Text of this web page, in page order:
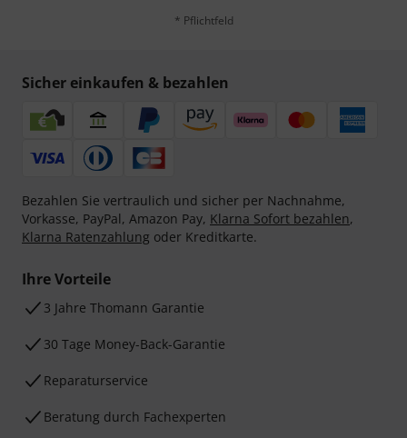
* Pflichtfeld
Sicher einkaufen & bezahlen
Bezahlen Sie vertraulich und sicher per Nachnahme,
Vorkasse, PayPal, Amazon Pay, Klarna Sofort bezahlen,
Klarna Ratenzahlung oder Kreditkarte.
Ihre Vorteile
3 Jahre Thomann Garantie
30 Tage Money-Back-Garantie
Reparaturservice
Beratung durch Fachexperten